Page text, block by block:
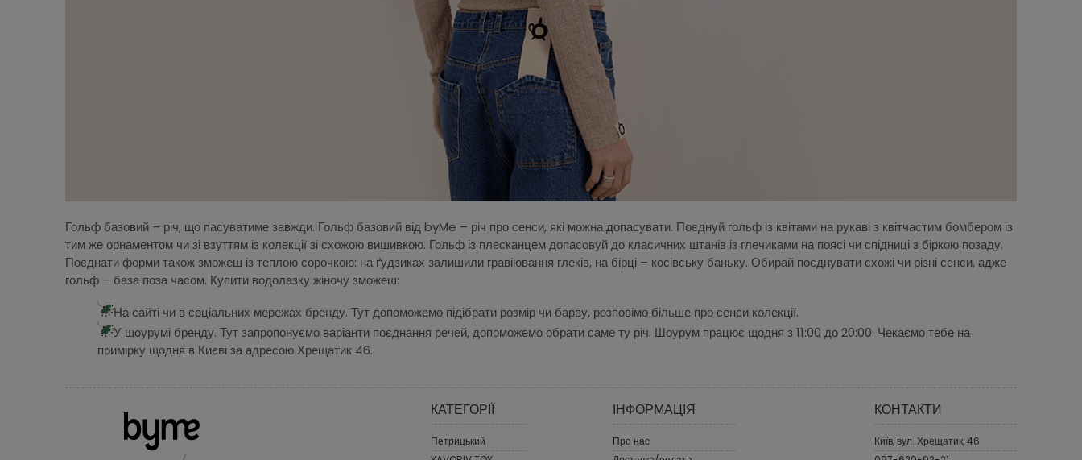
Гольф базовий – річ, що пасуватиме завжди. Гольф базовий від byMe – річ про сенси, які можна допасувати. Поєднуй гольф із квітами на рукаві з квітчастим бомбером із
тим же орнаментом чи зі взуттям із колекції зі схожою вишивкою. Гольф із плесканцем допасовуй до класичних штанів із глечиками на поясі чи спідниці з біркою позаду.
Поєднати форми також зможеш із теплою сорочкою: на ґудзиках залишили гравіювання глеків, на бірці – косівську баньку. Обирай поєднувати схожі чи різні сенси, адже
гольф – база поза часом. Купити водолазку жіночу зможеш:
На сайті чи в соціальних мережах бренду. Тут допоможемо підібрати розмір чи барву, розповімо більше про сенси колекції.
У шоурумі бренду. Тут запропонуємо варіанти поєднання речей, допоможемо обрати саме ту річ. Шоурум працює щодня з 11:00 до 20:00. Чекаємо тебе на
примірку щодня в Києві за адресою Хрещатик 46.
КАТЕГОРІЇ
Петрицький
ІНФОРМАЦІЯ
Про нас
КОНТАКТИ
Київ, вул. Хрещатик, 46